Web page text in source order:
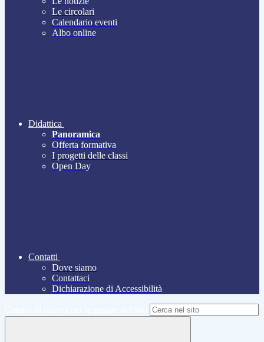
Le circolari
Calendario eventi
Albo online
Didattica
Panoramica
Offerta formativa
I progetti delle classi
Open Day
Contatti
Dove siamo
Contattaci
Dichiarazione di Accessibilità